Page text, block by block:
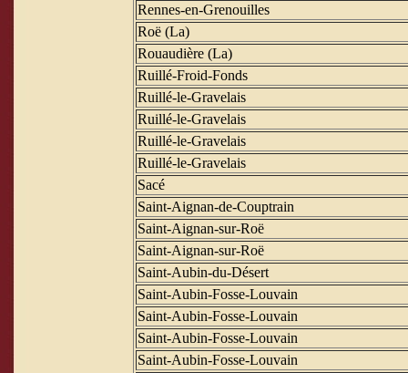
Rennes-en-Grenouilles
Roë (La)
Rouaudière (La)
Ruillé-Froid-Fonds
Ruillé-le-Gravelais
Ruillé-le-Gravelais
Ruillé-le-Gravelais
Ruillé-le-Gravelais
Sacé
Saint-Aignan-de-Couptrain
Saint-Aignan-sur-Roë
Saint-Aignan-sur-Roë
Saint-Aubin-du-Désert
Saint-Aubin-Fosse-Louvain
Saint-Aubin-Fosse-Louvain
Saint-Aubin-Fosse-Louvain
Saint-Aubin-Fosse-Louvain